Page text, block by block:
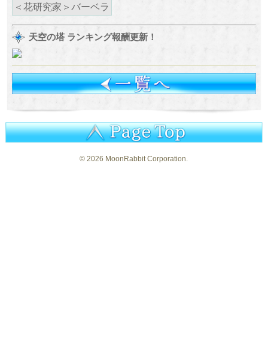
＜花研究家＞バーベラ
天空の塔 ランキング報酬更新！
©2026 MoonRabbit Corporation.